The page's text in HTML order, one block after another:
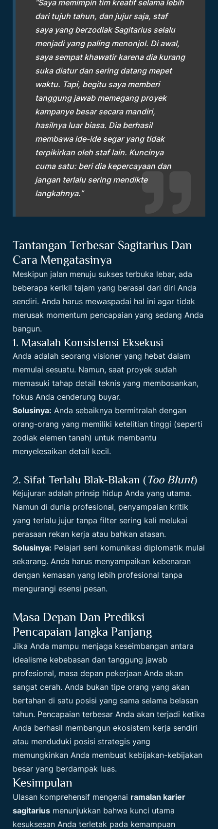
“Saya memimpin tim kreatif selama lebih
dari tujuh tahun, dan jujur saja, staf
saya yang berzodiak Sagitarius selalu
menjadi yang paling menonjol. Di awal,
saya sempat khawatir karena dia kurang
suka diatur dan sering datang mepet
waktu. Tapi, begitu saya memberi
tanggung jawab memegang proyek
kampanye besar secara mandiri,
hasilnya luar biasa. Dia berhasil
membawa ide-ide segar yang tidak
terpikirkan oleh staf lain. Kuncinya
cuma satu: beri dia kepercayaan dan
jangan terlalu sering mendikte
langkahnya.”
Tantangan Terbesar Sagitarius Dan
Cara Mengatasinya
Meskipun jalan menuju sukses terbuka lebar, ada
beberapa kerikil tajam yang berasal dari diri Anda
sendiri. Anda harus mewaspadai hal ini agar tidak
merusak momentum pencapaian yang sedang Anda
bangun.
1. Masalah Konsistensi Eksekusi
Anda adalah seorang visioner yang hebat dalam
memulai sesuatu. Namun, saat proyek sudah
memasuki tahap detail teknis yang membosankan,
fokus Anda cenderung buyar.
Solusinya: Anda sebaiknya bermitralah dengan
orang-orang yang memiliki ketelitian tinggi (seperti
zodiak elemen tanah) untuk membantu
menyelesaikan detail kecil.
2. Sifat Terlalu Blak-Blakan (Too Blunt)
Kejujuran adalah prinsip hidup Anda yang utama.
Namun di dunia profesional, penyampaian kritik
yang terlalu jujur tanpa filter sering kali melukai
perasaan rekan kerja atau bahkan atasan.
Solusinya: Pelajari seni komunikasi diplomatik mulai
sekarang. Anda harus menyampaikan kebenaran
dengan kemasan yang lebih profesional tanpa
mengurangi esensi pesan.
Masa Depan Dan Prediksi
Pencapaian Jangka Panjang
Jika Anda mampu menjaga keseimbangan antara
idealisme kebebasan dan tanggung jawab
profesional, masa depan pekerjaan Anda akan
sangat cerah. Anda bukan tipe orang yang akan
bertahan di satu posisi yang sama selama belasan
tahun. Pencapaian terbesar Anda akan terjadi ketika
Anda berhasil membangun ekosistem kerja sendiri
atau menduduki posisi strategis yang
memungkinkan Anda membuat kebijakan-kebijakan
besar yang berdampak luas.
Kesimpulan
Ulasan komprehensif mengenai ramalan karier
sagitarius menunjukkan bahwa kunci utama
kesuksesan Anda terletak pada kemampuan